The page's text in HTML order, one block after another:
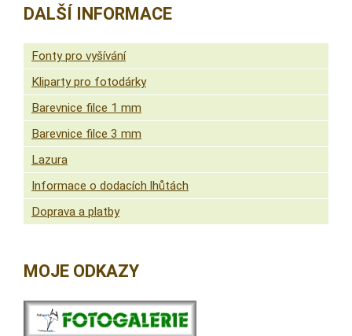
DALŠÍ INFORMACE
Fonty pro vyšívání
Kliparty pro fotodárky
Barevnice filce 1 mm
Barevnice filce 3 mm
Lazura
Informace o dodacích lhůtách
Doprava a platby
MOJE ODKAZY